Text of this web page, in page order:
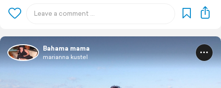
Bahama mama
marianna kustel